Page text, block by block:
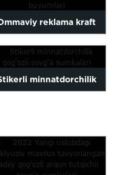
reklama kraft
sumkasi zargarlik
buyumlari to'plami...
minnatdorchilik